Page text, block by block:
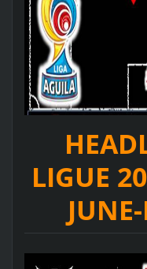
LIGUE